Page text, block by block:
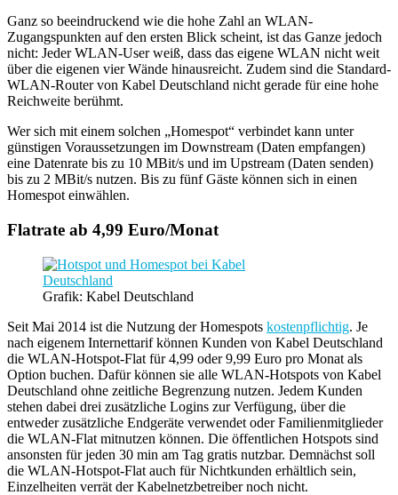
Ganz so beeindruckend wie die hohe Zahl an WLAN-
Zugangspunkten auf den ersten Blick scheint, ist das Ganze jedoch
nicht: Jeder WLAN-User weiß, dass das eigene WLAN nicht weit
über die eigenen vier Wände hinausreicht. Zudem sind die Standard-
WLAN-Router von Kabel Deutschland nicht gerade für eine hohe
Reichweite berühmt.
Wer sich mit einem solchen „Homespot“ verbindet kann unter
günstigen Voraussetzungen im Downstream (Daten empfangen)
eine Datenrate bis zu 10 MBit/s und im Upstream (Daten senden)
bis zu 2 MBit/s nutzen. Bis zu fünf Gäste können sich in einen
Homespot einwählen.
Flatrate ab 4,99 Euro/Monat
Grafik: Kabel Deutschland
Seit Mai 2014 ist die Nutzung der Homespots kostenpflichtig. Je
nach eigenem Internettarif können Kunden von Kabel Deutschland
die WLAN-Hotspot-Flat für 4,99 oder 9,99 Euro pro Monat als
Option buchen. Dafür können sie alle WLAN-Hotspots von Kabel
Deutschland ohne zeitliche Begrenzung nutzen. Jedem Kunden
stehen dabei drei zusätzliche Logins zur Verfügung, über die
entweder zusätzliche Endgeräte verwendet oder Familienmitglieder
die WLAN-Flat mitnutzen können. Die öffentlichen Hotspots sind
ansonsten für jeden 30 min am Tag gratis nutzbar. Demnächst soll
die WLAN-Hotspot-Flat auch für Nichtkunden erhältlich sein,
Einzelheiten verrät der Kabelnetzbetreiber noch nicht.